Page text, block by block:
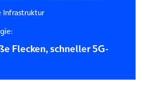
Infrastruktur
Flecken, schneller 5G-